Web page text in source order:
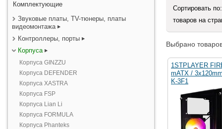
Комплектующие
Звуковые платы, TV-тюнеры, платы
видеомонтажа
Контроллеры, порты
Корпуса
Корпуса GINZZU
Корпуса DEFENDER
Корпуса XASTRA
Корпуса FSP
Корпуса Lian Li
Корпуса FORMULA
Корпуса Phanteks
Сортировать
товаров на
Выбрано
1STPLAYER
mATX /
K-3F1